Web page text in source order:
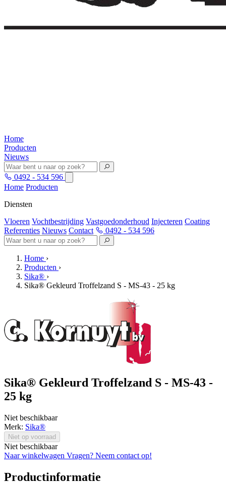
Home
Producten
Nieuws
0492 - 534 596
Home Producten
Diensten
Vloeren Vochtbestrijding Vastgoedonderhoud Injecteren Coating
Referenties Nieuws Contact 0492 - 534 596
Home ›
Producten ›
Sika® ›
Sika® Gekleurd Troffelzand S - MS-43 - 25 kg
Sika® Gekleurd Troffelzand S - MS-43 -
25 kg
Niet beschikbaar
Merk: Sika®
Niet op voorraad
Niet beschikbaar
Naar winkelwagen Vragen? Neem contact op!
Productinformatie